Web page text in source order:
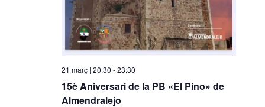
15è Aniversari de la PB «El Pino» de
Almendralejo
21 març | 20:30 -23:30